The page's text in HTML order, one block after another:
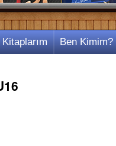
Kitaplarım Ben Kimim?